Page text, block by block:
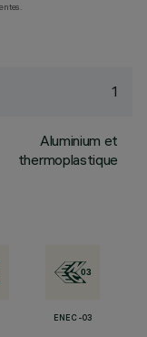
1
Aluminium et
thermoplastique
ENEC-03